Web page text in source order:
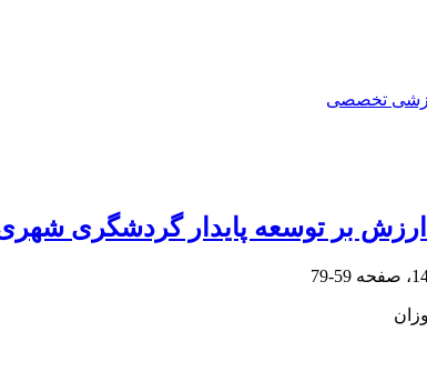
تخصصی
ارزش بر توسعه پایدار گردشگری
59-79